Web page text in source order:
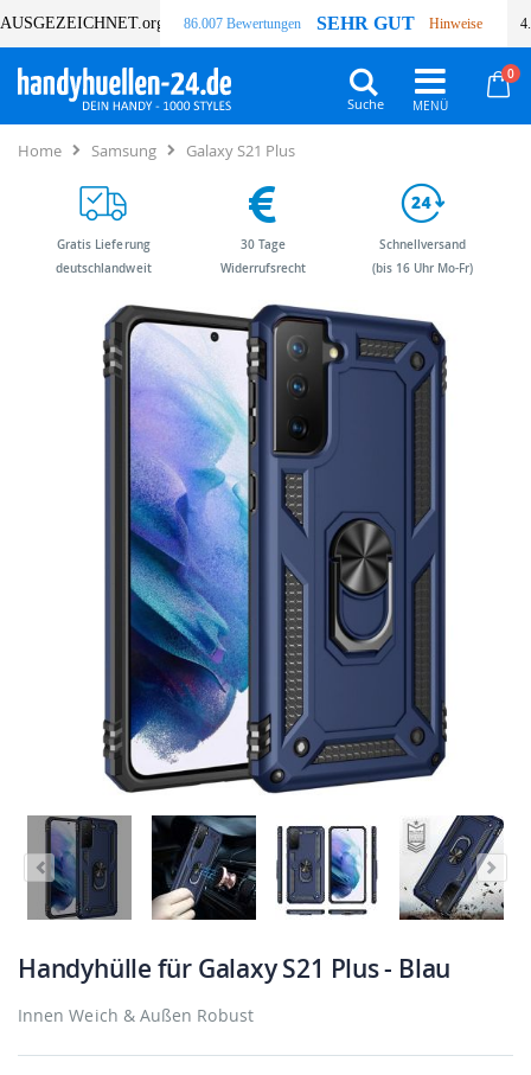
AUSGEZEICHNET.org 86.007 Bewertungen SEHR GUT Hinweise
0
Suche
Home Samsung Galaxy S21 Plus
Handyhülle für Galaxy S21 Plus - Blau
Innen Weich & Außen Robust
Gratis Lieferung
deutschlandweit
30 Tage
Widerrufsrecht
Schnellversand
(bis 16 Uhr Mo-Fr)